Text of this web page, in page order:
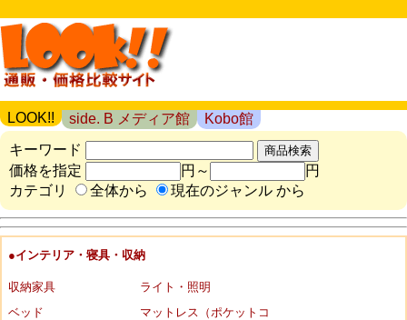
LOOK!! side. B メディア館
Kobo館
キーワード
価格を指定
円～
円
カテゴリ
全体から 現在のジャンル から
●インテリア・寝具・収納
収納家具
ライト・照明
ベッド
マットレス（ポケットコ